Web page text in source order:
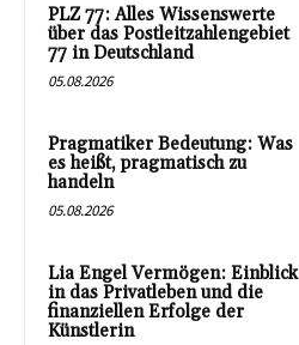
PLZ 77: Alles Wissenswerte
über das Postleitzahlengebiet
77 in Deutschland
05.08.2026
Pragmatiker Bedeutung: Was
es heißt, pragmatisch zu
handeln
05.08.2026
Lia Engel Vermögen: Einblick
in das Privatleben und die
finanziellen Erfolge der
Künstlerin